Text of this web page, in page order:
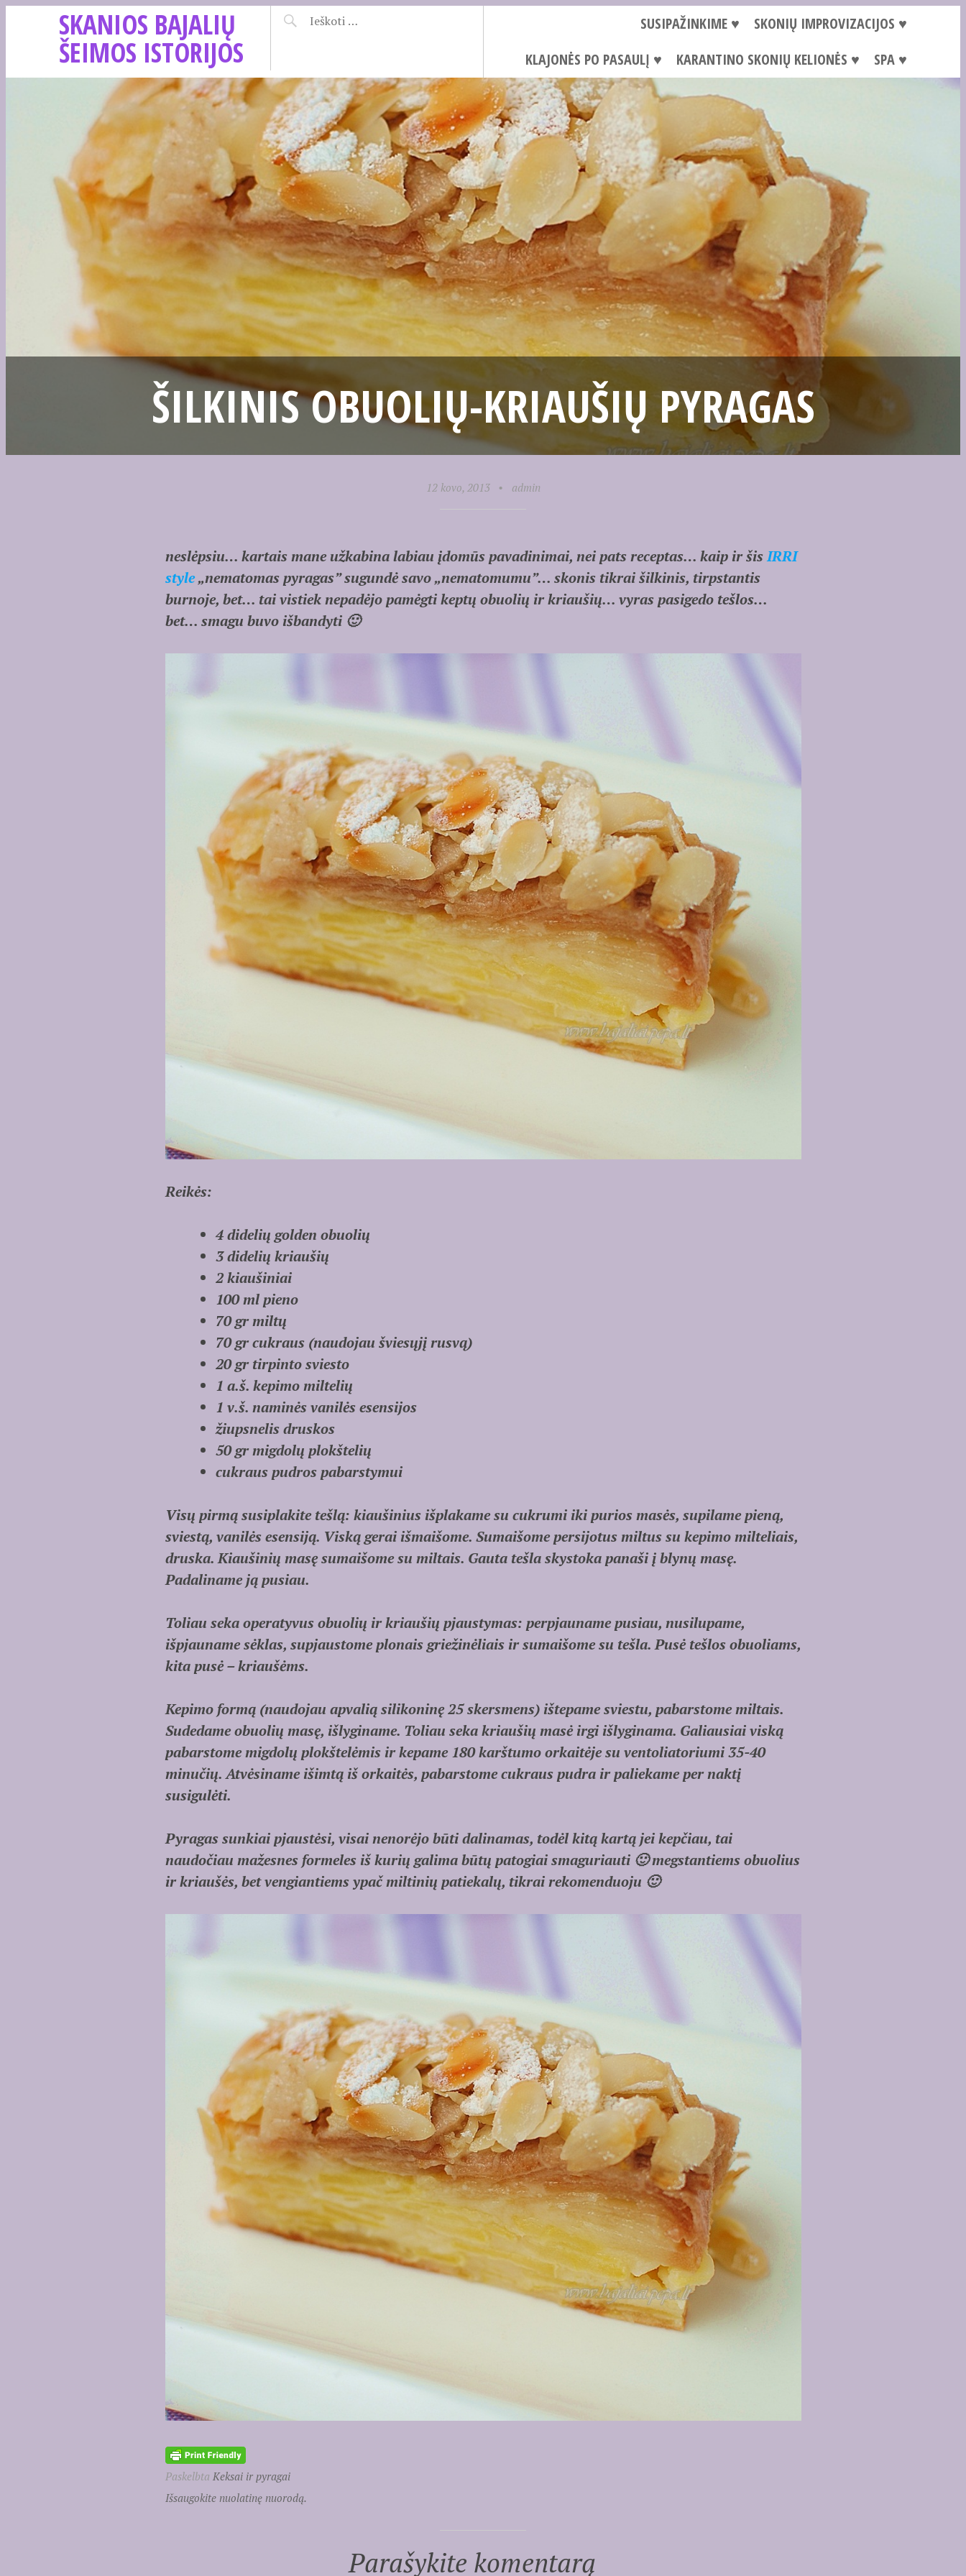
SKANIOS BAJALIŲ
ŠEIMOS ISTORIJOS
SUSIPAŽINKIME ♥
SKONIŲ IMPROVIZACIJOS ♥
KLAJONĖS PO PASAULĮ ♥
KARANTINO SKONIŲ KELIONĖS ♥ SPA ♥
ŠILKINIS OBUOLIŲ-KRIAUŠIŲ PYRAGAS
12 kovo, 2013 • admin
neslėpsiu… kartais mane užkabina labiau įdomūs pavadinimai, nei pats receptas… kaip ir šisIRRI
style„nematomas pyragas” sugundė savo „nematomumu”… skonis tikrai šilkinis, tirpstantis
burnoje, bet… tai vistiek nepadėjo pamėgti keptų obuolių ir kriaušių… vyras pasigedo tešlos…
bet… smagu buvo išbandyti 🙂
Reikės:
4 didelių golden obuolių
3 didelių kriaušių
2 kiaušiniai
100 ml pieno
70 gr miltų
70 gr cukraus (naudojau šviesųjį rusvą)
20 gr tirpinto sviesto
1 a.š. kepimo miltelių
1 v.š. naminės vanilės esensijos
žiupsnelis druskos
50 gr migdolų plokštelių
cukraus pudros pabarstymui
Visų pirmą susiplakite tešlą: kiaušinius išplakame su cukrumi iki purios masės, supilame pieną,
sviestą, vanilės esensiją. Viską gerai išmaišome. Sumaišome persijotus miltus su kepimo milteliais,
druska. Kiaušinių masę sumaišome su miltais. Gauta tešla skystoka panaši į blynų masę.
Padaliname ją pusiau.
Toliau seka operatyvus obuolių ir kriaušių pjaustymas: perpjauname pusiau, nusilupame,
išpjauname sėklas, supjaustome plonais griežinėliais ir sumaišome su tešla. Pusė tešlos obuoliams,
kita pusė – kriaušėms.
Kepimo formą (naudojau apvalią silikoninę 25 skersmens) ištepame sviestu, pabarstome miltais.
Sudedame obuolių masę, išlyginame. Toliau seka kriaušių masė irgi išlyginama. Galiausiai viską
pabarstome migdolų plokštelėmis ir kepame 180 karštumo orkaitėje su ventoliatoriumi 35-40
minučių. Atvėsiname išimtą iš orkaitės, pabarstome cukraus pudra ir paliekame per naktį
susigulėti.
Pyragas sunkiai pjaustėsi, visai nenorėjo būti dalinamas, todėl kitą kartą jei kepčiau, tai
naudočiau mažesnes formeles iš kurių galima būtų patogiai smaguriauti 🙂 megstantiems obuolius
ir kriaušės, bet vengiantiems ypač miltinių patiekalų, tikrai rekomenduoju 🙂
Paskelbta Keksai ir pyragai
Išsaugokite nuolatinę nuorodą.
Parašykite komentarą